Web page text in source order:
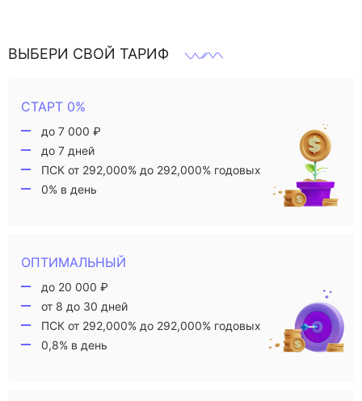
ВЫБЕРИ СВОЙ ТАРИФ
СТАРТ 0%
до 7 000 ₽
до 7 дней
ПСК от 292,000% до 292,000% годовых
0% в день
ОПТИМАЛЬНЫЙ
до 20 000 ₽
от 8 до 30 дней
ПСК от 292,000% до 292,000% годовых
0,8% в день